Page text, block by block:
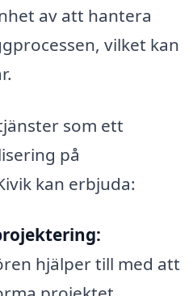
av att hantera
vilket kan
som ett
på
kan erbjuda:
hjälper till med att